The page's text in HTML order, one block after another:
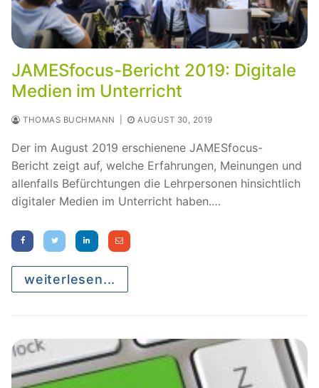
JAMESfocus-Bericht 2019: Digitale
Medien im Unterricht
THOMAS BUCHMANN AUGUST 30, 2019
Der im August 2019 erschienene JAMESfocus-
Bericht zeigt auf, welche Erfahrungen, Meinungen und
allenfalls Befürchtungen die Lehrpersonen hinsichtlich
digitaler Medien im Unterricht haben.…
weiterlesen...